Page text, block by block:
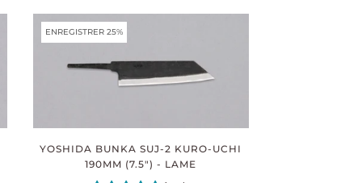
ENREGISTRER 25%
YOSHIDA BUNKA SUJ-2 KURO-UCHI
190MM (7.5") - LAME